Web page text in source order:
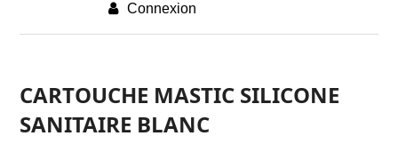
Connexion
CARTOUCHE MASTIC SILICONE
SANITAIRE BLANC